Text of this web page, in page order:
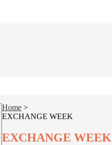
Home >
EXCHANGE WEEK
EXCHANGE WEEK